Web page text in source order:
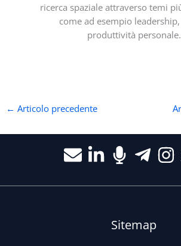
ricerca spaziale attraverso temi
come ad esempio
produttività personale.
← Articolo precedente
Sitemap